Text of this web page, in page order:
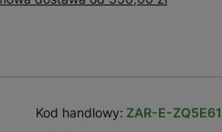
Kod handlowy: ZAR-E-ZQ5E61